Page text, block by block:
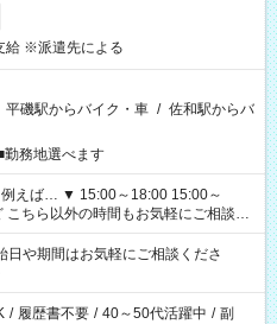
給 ※派遣先による
平磯駅からバイク・車 / 佐和駅からバ
務地選べます
や期間はお気軽にご相談くださ
/ 履歴書不要 / 40～50代活躍中 / 副